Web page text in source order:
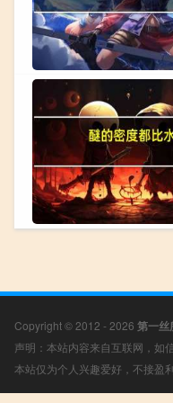
Copyright © 2012 - 2026 第一丝
声明：本站内容来自互联网，如
本站仅为个人兴趣爱好，不接盈